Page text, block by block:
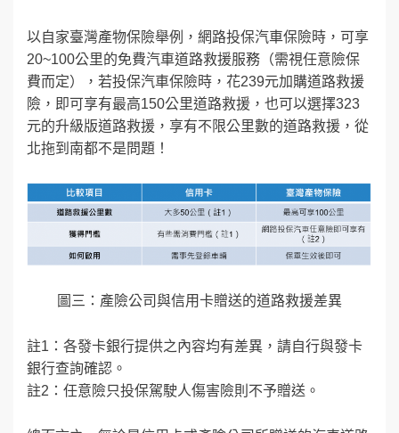
以自家臺灣產物保險舉例，網路投保汽車保險時，可享
20~100公里的免費汽車道路救援服務（需視任意險保
費而定），若投保汽車保險時，花239元加購道路救援
險，即可享有最高150公里道路救援，也可以選擇323
元的升級版道路救援，享有不限公里數的道路救援，從
北拖到南都不是問題！
圖三：產險公司與信用卡贈送的道路救援差異
註1：各發卡銀行提供之內容均有差異，請自行與發卡
銀行查詢確認。
註2：任意險只投保駕駛人傷害險則不予贈送。